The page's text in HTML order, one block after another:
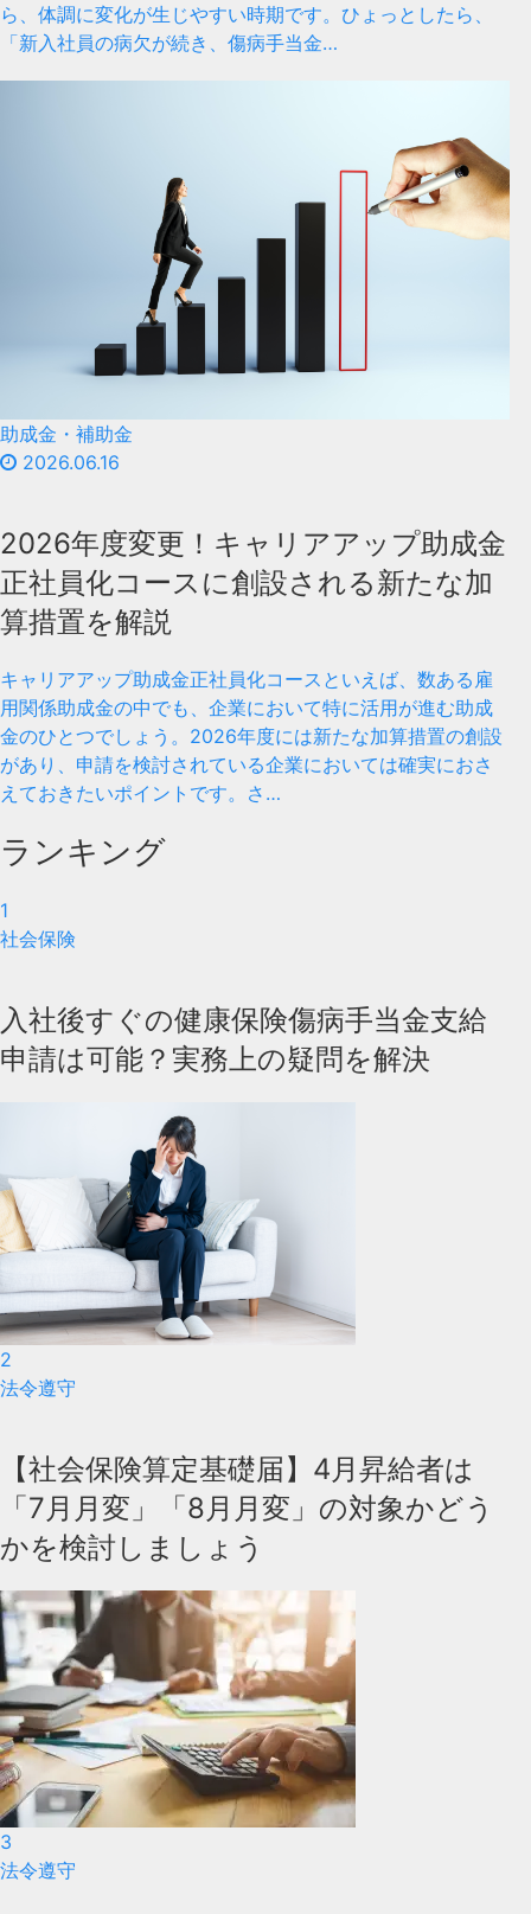
ら、体調に変化が生じやすい時期です。ひょっとしたら、
「新入社員の病欠が続き、傷病手当金…
助成金・補助金
2026.06.16
2026年度変更！キャリアアップ助成金
正社員化コースに創設される新たな加
算措置を解説
キャリアアップ助成金正社員化コースといえば、数ある雇
用関係助成金の中でも、企業において特に活用が進む助成
金のひとつでしょう。2026年度には新たな加算措置の創設
があり、申請を検討されている企業においては確実におさ
えておきたいポイントです。さ…
ランキング
1
社会保険
入社後すぐの健康保険傷病手当金支給
申請は可能？実務上の疑問を解決
2
法令遵守
【社会保険算定基礎届】4月昇給者は
「7月月変」「8月月変」の対象かどう
かを検討しましょう
3
法令遵守